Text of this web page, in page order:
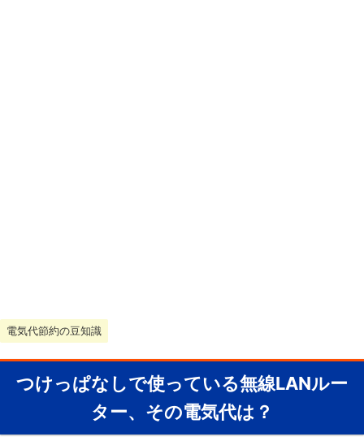
電気代節約の豆知識
つけっぱなしで使っている無線LANルー
ター、その電気代は？